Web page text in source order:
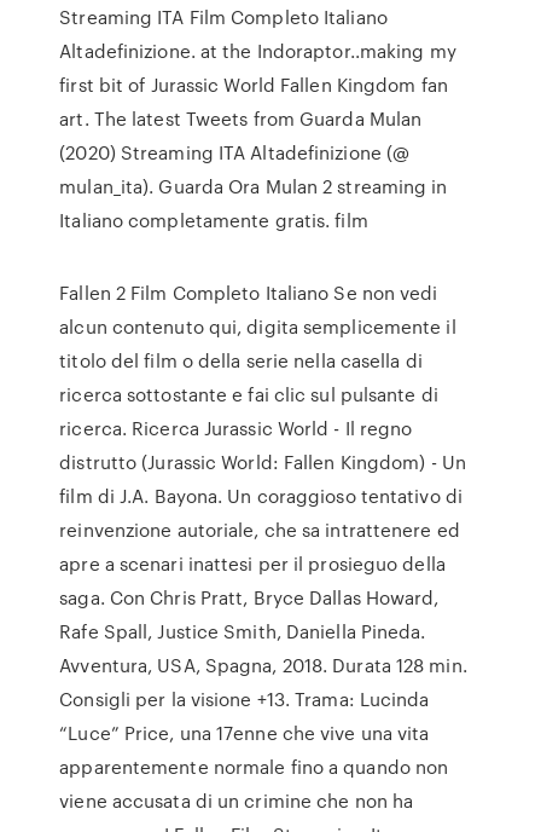
Streaming ITA Film Completo Italiano
Altadefinizione. at the Indoraptor..making my
first bit of Jurassic World Fallen Kingdom fan
art. The latest Tweets from Guarda Mulan
(2020) Streaming ITA Altadefinizione (@
mulan_ita). Guarda Ora Mulan 2 streaming in
Italiano completamente gratis. film
Fallen 2 Film Completo Italiano Se non vedi
alcun contenuto qui, digita semplicemente il
titolo del film o della serie nella casella di
ricerca sottostante e fai clic sul pulsante di
ricerca. Ricerca Jurassic World - Il regno
distrutto (Jurassic World: Fallen Kingdom) - Un
film di J.A. Bayona. Un coraggioso tentativo di
reinvenzione autoriale, che sa intrattenere ed
apre a scenari inattesi per il prosieguo della
saga. Con Chris Pratt, Bryce Dallas Howard,
Rafe Spall, Justice Smith, Daniella Pineda.
Avventura, USA, Spagna, 2018. Durata 128 min.
Consigli per la visione +13. Trama: Lucinda
“Luce” Price, una 17enne che vive una vita
apparentemente normale fino a quando non
viene accusata di un crimine che non ha